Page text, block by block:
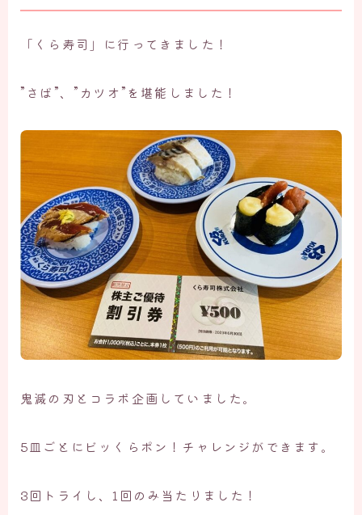
「くら寿司」に行ってきました！
”さば”、”カツオ”を堪能しました！
鬼滅の刃とコラボ企画していました。
5皿ごとにビッくらポン！チャレンジができます。
3回トライし、1回のみ当たりました！